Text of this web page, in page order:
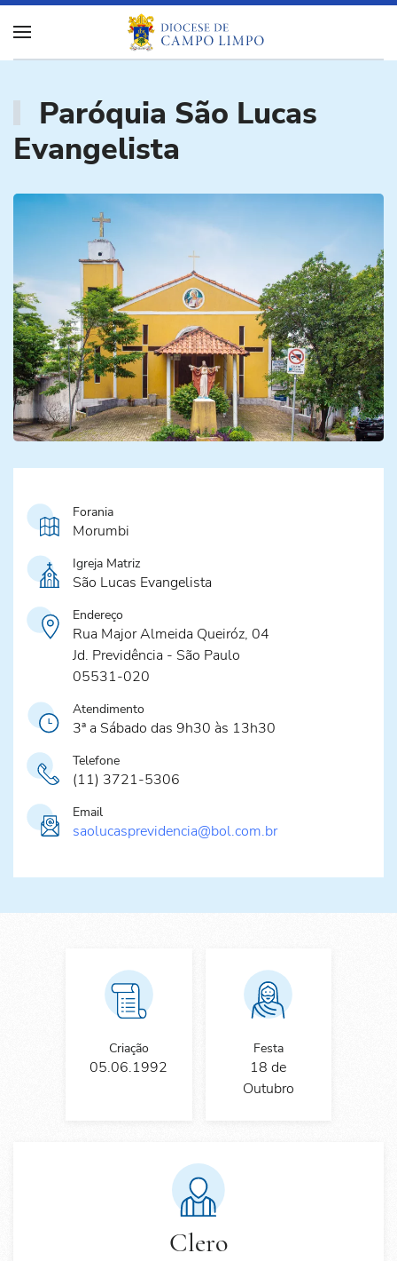
Paróquia São Lucas
Evangelista
Forania
Morumbi
Igreja Matriz
São Lucas Evangelista
Endereço
Rua Major Almeida Queiróz, 04
Jd. Previdência - São Paulo
05531-020
Atendimento
3ª a Sábado das 9h30 às 13h30
Telefone
(11) 3721-5306
Email
saolucasprevidencia@bol.com.br
Criação
05.06.1992
Festa
18 de
Outubro
Clero